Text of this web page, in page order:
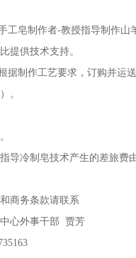
工皂制作者-教授指导制作
提供技术支持。
据制作工艺要求，订购并运
。
导冷制皂技术产生的差旅费
商务条款请联系
心外事干部 贾芳